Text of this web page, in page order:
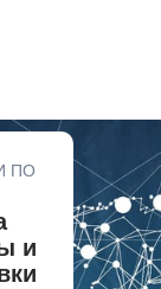
ПО
и